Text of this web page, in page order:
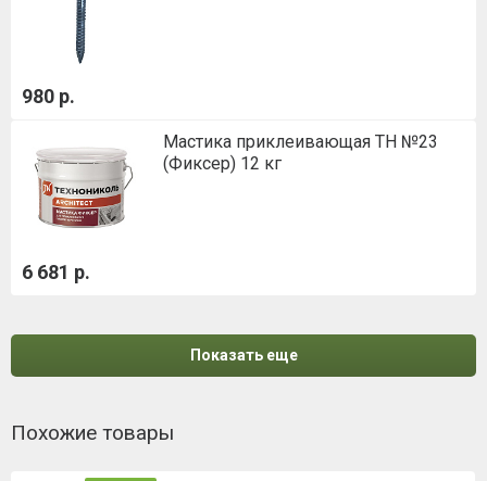
980 р.
Мастика приклеивающая ТН №23
(Фиксер) 12 кг
6 681 р.
Показать еще
Похожие товары